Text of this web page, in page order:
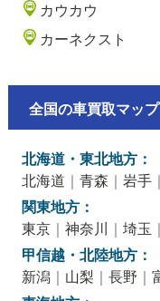
カウカウ
カーネクスト
全国の車買取マップ
北海道・東北地方：
北海道 ｜ 青森 ｜ 岩手｜
関東地方：
東京｜ 神奈川 ｜ 埼玉 ｜
甲信越・北陸地方：
新潟 ｜ 山梨 ｜ 長野 ｜